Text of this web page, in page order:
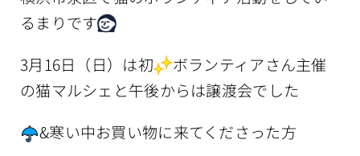
るまりです
3月16日（日）は初
ボランティアさん主催
の猫マルシェと午後からは譲渡会でした
&寒い中お買い物に来てくださった方